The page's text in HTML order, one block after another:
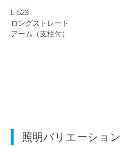
L-523
ロングストレート
アーム（支柱付）
照明バリエーション